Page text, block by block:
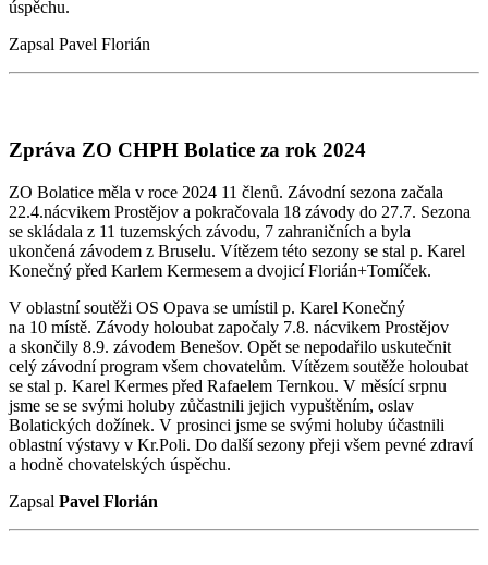
úspěchu.
Zapsal Pavel Florián
Zpráva ZO CHPH Bolatice za rok 2024
ZO Bolatice měla v roce 2024 11 členů. Závodní sezona začala
22.4.nácvikem Prostějov a pokračovala 18 závody do 27.7. Sezona
se skládala z 11 tuzemských závodu, 7 zahraničních a byla
ukončená závodem z Bruselu. Vítězem této sezony se stal p. Karel
Konečný před Karlem Kermesem a dvojicí Florián+Tomíček.
V oblastní soutěži OS Opava se umístil p. Karel Konečný
na 10 místě. Závody holoubat započaly 7.8. nácvikem Prostějov
a skončily 8.9. závodem Benešov. Opět se nepodařilo uskutečnit
celý závodní program všem chovatelům. Vítězem soutěže holoubat
se stal p. Karel Kermes před Rafaelem Ternkou. V měsící srpnu
jsme se se svými holuby zůčastnili jejich vypuštěním, oslav
Bolatických dožínek. V prosinci jsme se svými holuby účastnili
oblastní výstavy v Kr.Poli. Do další sezony přeji všem pevné zdraví
a hodně chovatelských úspěchu.
Zapsal Pavel Florián